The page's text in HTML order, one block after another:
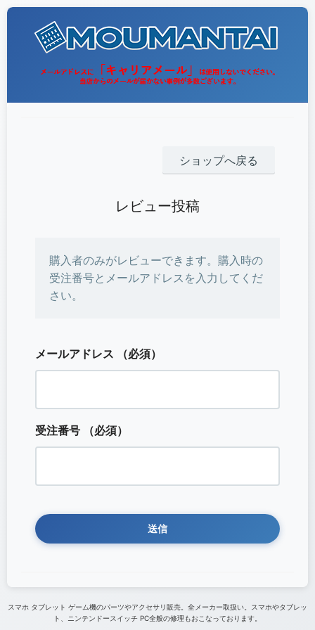
ショップへ戻る
レビュー投稿
購入者のみがレビューできます。購入時の
受注番号とメールアドレスを入力してくだ
さい。
メールアドレス （必須）
受注番号 （必須）
スマホ タブレット ゲーム機のパーツやアクセサリ販売。全メーカー取扱い。スマホやタブレッ
ト、ニンテンドースイッチ PC全般の修理もおこなっております。